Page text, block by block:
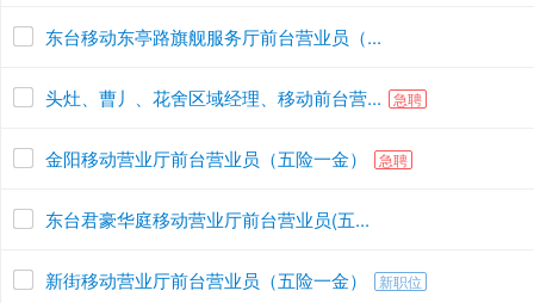
东台移动东亭路旗舰服务厅前台营业员（...
头灶、曹丿、花舍区域经理、移动前台营... 急聘
金阳移动营业厅前台营业员（五险一金） 急聘
东台君豪华庭移动营业厅前台营业员(五...
新街移动营业厅前台营业员（五险一金） 新职位